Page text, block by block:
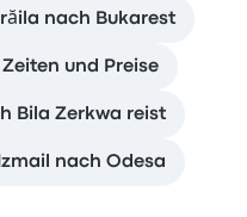
nach Bukarest
und Preise
Bila Zerkwa reist
nach Odesa